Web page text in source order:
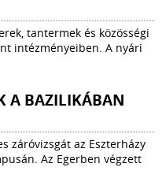
tantermek és közösségi
intézményeiben. A nyári
A BAZILIKÁBAN
záróvizsgát az Eszterházy
Az Egerben végzett